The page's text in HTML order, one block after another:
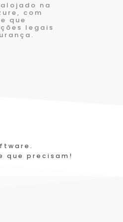
na
com
que
legais
que precisam!